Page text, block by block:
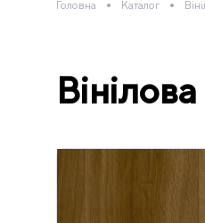
Головна Каталог